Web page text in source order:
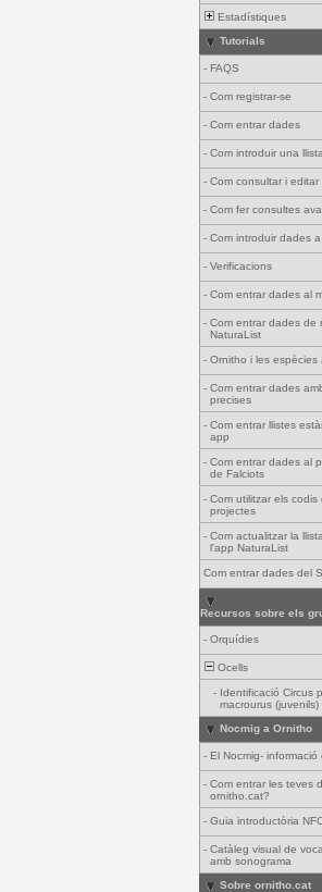
Estadístiques
Tutorials
- FAQS
- Com registrar-se
- Com entrar dades
- Com introduir una
- Com consultar i editar
- Com fer consultes
- Com introduir dades
- Verificacions
- Com entrar dades al
- Com entrar dades de
NaturaList
- Ornitho i les espècies
- Com entrar dades
precises
- Com entrar llistes
app
- Com entrar dades al
de Falciots
- Com utilitzar els codis
projectes
- Com actualitzar la
l'app NaturaList
Com entrar dades del
Recursos sobre els
- Orquídies
Ocells
- Identificació Circus
macrourus (juvenils)
Nocmig a Ornitho
- El Nocmig- informació
- Com entrar les teves
ornitho.cat?
- Guia introductòria
- Catàleg visual de
amb sonograma
Sobre ornitho.cat